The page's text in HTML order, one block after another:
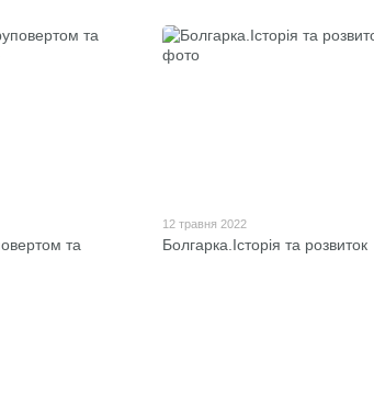
та
12 травня 2022
Болгарка.Історія та розвиток